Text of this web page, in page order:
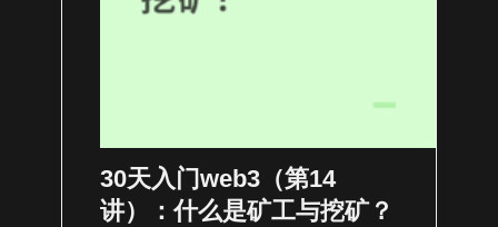
30天入门web3（第14
讲）：什么是矿工与挖矿？